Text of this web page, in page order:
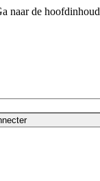
naar de hoofdinhoud